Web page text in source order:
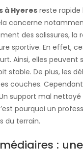
à Hyeres reste rapide
concerne
des salissures, la
sportive. En effet,
Ainsi, elles peuvent
stable. De plus, les
couches.
support mal
pourquoi un
du terrain.
: